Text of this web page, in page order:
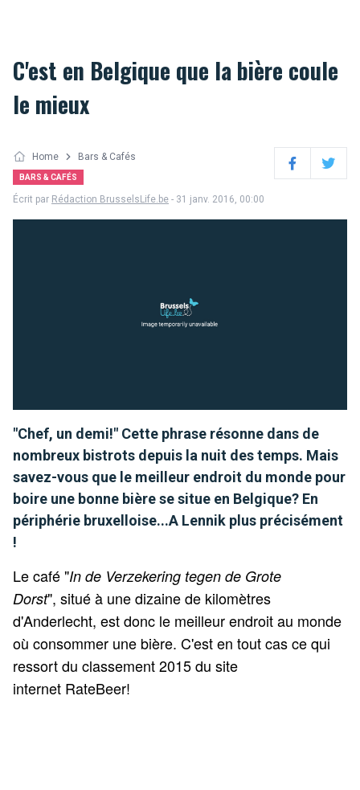
C'est en Belgique que la bière coule
le mieux
Home Bars & Cafés
BARS & CAFÉS FacebookTwitter
Écrit par Rédaction BrusselsLife.be - 31 janv. 2016, 00:00
"Chef, un demi!" Cette phrase résonne dans de
nombreux bistrots depuis la nuit des temps. Mais
savez-vous que le meilleur endroit du monde pour
boire une bonne bière se situe en Belgique? En
périphérie bruxelloise...A Lennik plus précisément
!
Le café "In de Verzekering tegen de Grote
Dorst", situé à une dizaine de kilomètres
d'Anderlecht, est donc le meilleur endroit au monde
où consommer une bière. C'est en tout cas ce qui
ressort du classement 2015 du site
internet RateBeer!